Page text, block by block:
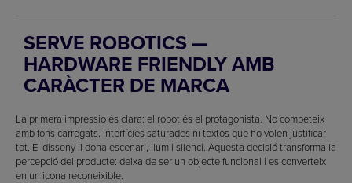
SERVE ROBOTICS —
HARDWARE FRIENDLY AMB
CARÀCTER DE MARCA
La primera impressió és clara: el robot és el protagonista. No competeix
amb fons carregats, interfícies saturades ni textos que ho volen justificar
tot. El disseny li dona escenari, llum i silenci. Aquesta decisió transforma la
percepció del producte: deixa de ser un objecte funcional i es converteix
en un icona reconeixible.